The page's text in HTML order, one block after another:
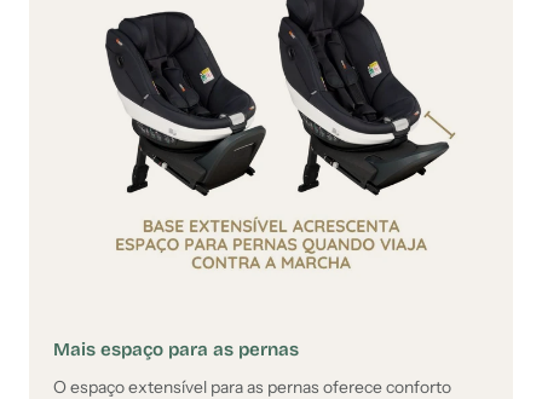
Mais espaço para as pernas
O espaço extensível para as pernas oferece conforto